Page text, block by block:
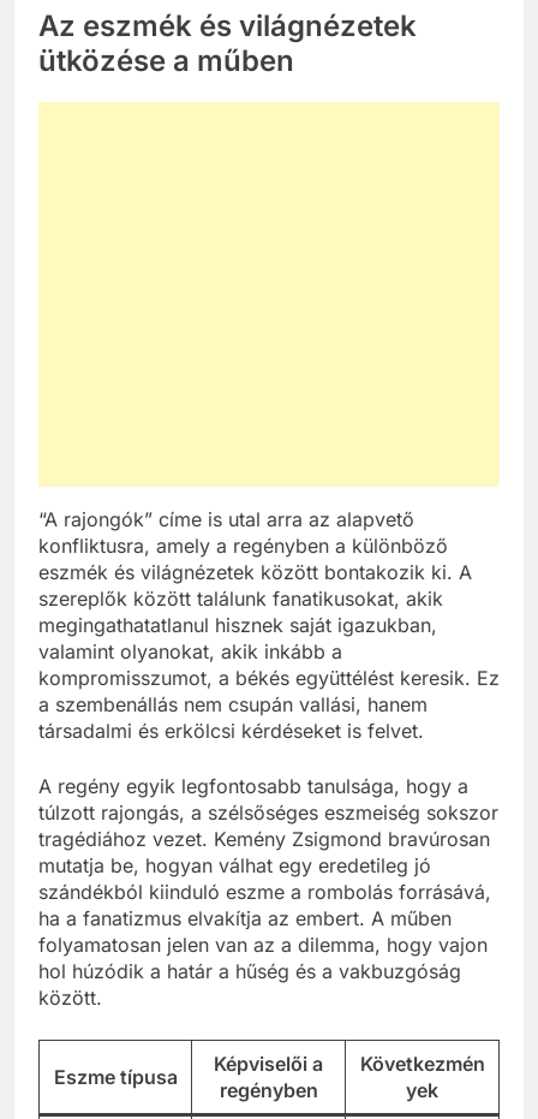
Az eszmék és világnézetek
ütközése a műben
“A rajongók” címe is utal arra az alapvető
konfliktusra, amely a regényben a különböző
eszmék és világnézetek között bontakozik ki. A
szereplők között találunk fanatikusokat, akik
megingathatatlanul hisznek saját igazukban,
valamint olyanokat, akik inkább a
kompromisszumot, a békés együttélést keresik. Ez
a szembenállás nem csupán vallási, hanem
társadalmi és erkölcsi kérdéseket is felvet.
A regény egyik legfontosabb tanulsága, hogy a
túlzott rajongás, a szélsőséges eszmeiség sokszor
tragédiához vezet. Kemény Zsigmond bravúrosan
mutatja be, hogyan válhat egy eredetileg jó
szándékból kiinduló eszme a rombolás forrásává,
ha a fanatizmus elvakítja az embert. A műben
folyamatosan jelen van az a dilemma, hogy vajon
hol húzódik a határ a hűség és a vakbuzgóság
között.
Eszme típusa
Képviselői a
regényben
Következmén
yek